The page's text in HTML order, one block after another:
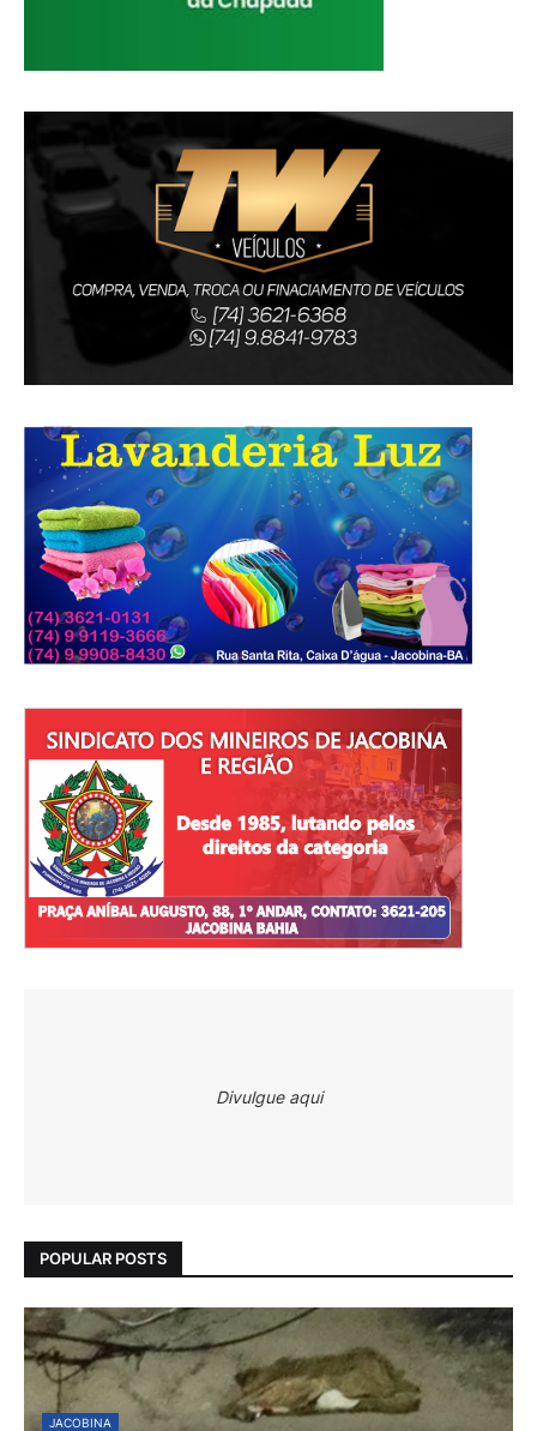
Divulgue aqui
POPULAR POSTS
JACOBINA